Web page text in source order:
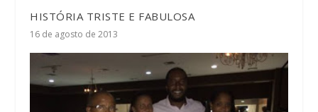
HISTÓRIA TRISTE E FABULOSA
16 de agosto de 2013